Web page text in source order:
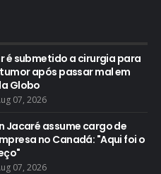
é submetido a cirurgia para
após passar mal em
Globo
07, 2026
Jacaré assume cargo de
no Canadá: "Aqui foi o
07, 2026